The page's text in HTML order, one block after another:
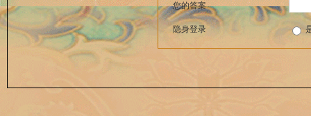
您的答案
隐身登录